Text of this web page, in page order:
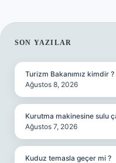
SIDEBAR
SON YAZILAR
Turizm Bakanımız kimdir ?
Ağustos 8, 2026
Kurutma makinesine sulu
Ağustos 7, 2026
Kuduz temasla geçer mi ?